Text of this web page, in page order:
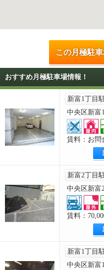
この月極駐
おすすめ月極駐車場情報！
新富1丁目
中央区新富
賃料：お問
新富2丁目
中央区新富
賃料：
新富1丁目
中央区新富